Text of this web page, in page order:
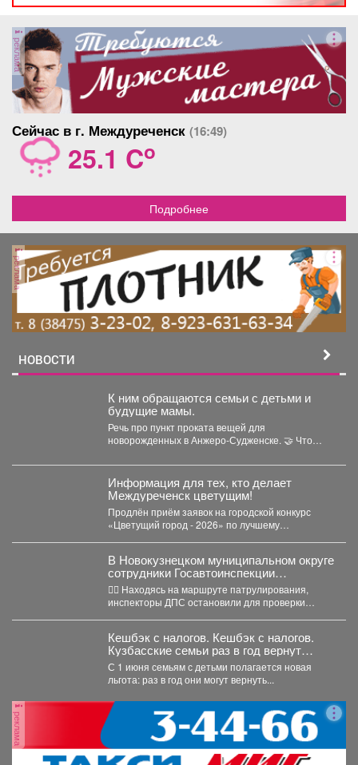
реклама
Сейчас в г. Междуреченск (16:49)
25.1 Co
Подробнее
реклама
НОВОСТИ
К ним обращаются семьи с детьми и
будущие мамы.
Речь про пункт проката вещей для
новорожденных в Анжеро-Судженске. 🤝 Что
Информация для тех, кто делает
Междуреченск цветущим!
Продлён приём заявок на городской конкурс
«Цветущий город - 2026» по лучшему
В Новокузнецком муниципальном округе
сотрудники Госавтоинспекции
задержали нетрезвого водителя,
повторно севшего за руль в состоянии
опьянения
👮‍♂ Находясь на маршруте патрулирования,
инспекторы ДПС остановили для проверки
Кешбэк с налогов. Кешбэк с налогов.
Кузбасские семьи раз в год вернут
часть уплаченных денег
С 1 июня семьям с детьми полагается новая
льгота: раз в год они могут вернуть...
реклама